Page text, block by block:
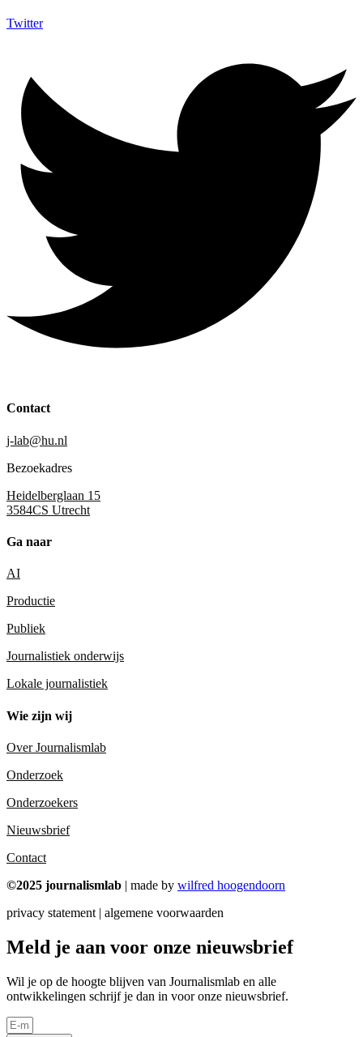
Twitter
Contact
j-lab@hu.nl
Bezoekadres
Heidelberglaan 15
3584CS Utrecht
Ga naar
AI
Productie
Publiek
Journalistiek onderwijs
Lokale journalistiek
Wie zijn wij
Over Journalismlab
Onderzoek
Onderzoekers
Nieuwsbrief
Contact
©2025 journalismlab | made by wilfred hoogendoorn
privacy statement | algemene voorwaarden
Meld je aan voor onze nieuwsbrief
Wil je op de hoogte blijven van Journalismlab en alle
ontwikkelingen schrijf je dan in voor onze nieuwsbrief.